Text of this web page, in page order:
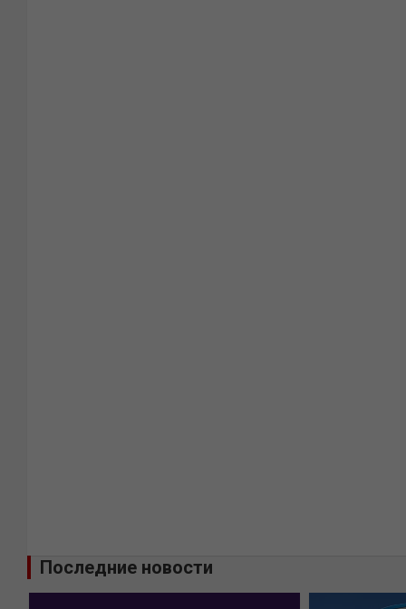
Последние новости